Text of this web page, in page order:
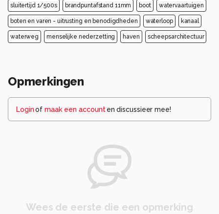
sluitertijd 1/500s brandpuntafstand 11mm boot watervaartuigen
boten en varen - uitrusting en benodigdheden waterloop kanaal
waterweg menselijke nederzetting haven scheepsarchitectuur
Opmerkingen
Loginof maak een account en discussieer mee!
Wees de eerste die een opmerking